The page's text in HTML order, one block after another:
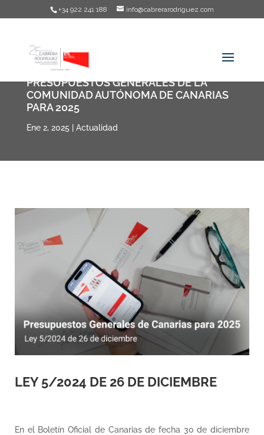
+34 922 241 188 info@cabrerarodriguez.com
PRESUPUESTOS GENERALES DE LA
COMUNIDAD AUTÓNOMA DE CANARIAS
PARA 2025
Ene 2, 2025 Actualidad
LEY 5/2024 DE 26 DE DICIEMBRE
En el Boletín Oficial de Canarias de fecha 30 de diciembre